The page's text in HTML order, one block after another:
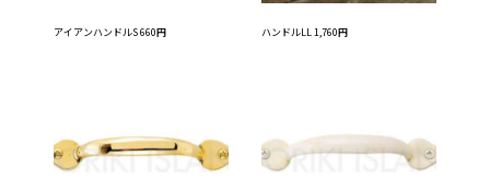
アイアンハンドルS 660円 ハンドルLL 1,760円